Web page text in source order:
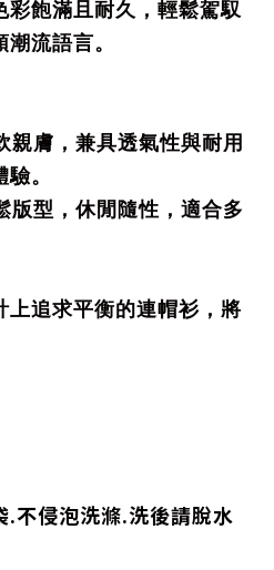
彩飽滿且耐久，輕鬆駕馭
流語言。
親膚，兼具透氣性與耐用
。
版型，休閒隨性，適合多
上追求平衡的連帽衫，將
.不侵泡洗滌.洗後請脫水